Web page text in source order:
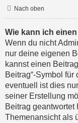
Nach oben
Wie kann ich
Wenn du nicht
nur deine eigenen
kannst einen
Beitrag“-Symbol
eventuell ist dies
seiner Erstellung
Beitrag geantwortet
Themenansicht als